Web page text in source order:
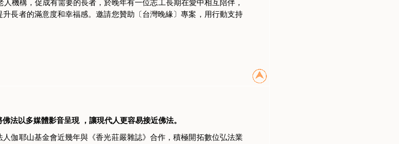
機構，促成有需要的長者，於晚年有一位志工長期在愛中相互陪伴，
長者的滿意度和幸福感。邀請您贊助〔台灣晚緣〕專案，用行動支持
法以多媒體影音呈現 ，讓現代人更容易接近佛法。
伽耶山基金會近幾年與《香光莊嚴雜誌》合作，積極開拓數位弘法業